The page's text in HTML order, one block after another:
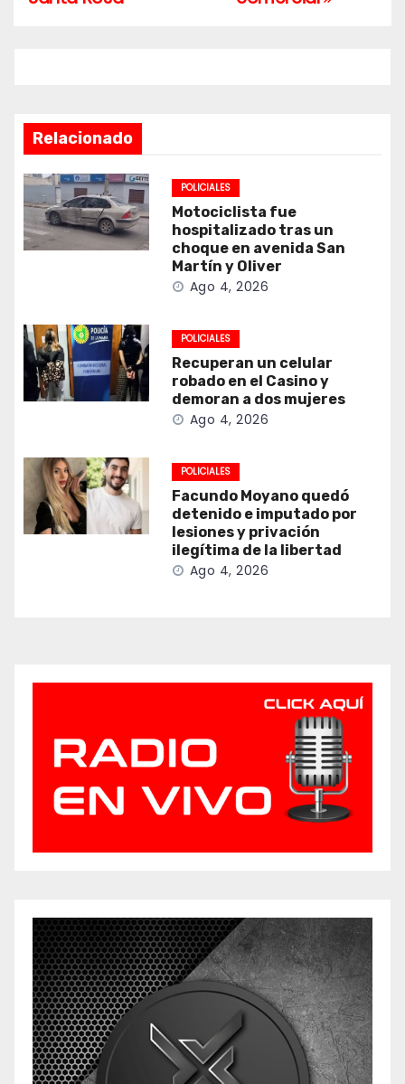
Relacionado
POLICIALES
Motociclista fue
hospitalizado tras un
choque en avenida San
Martín y Oliver
Ago 4, 2026
POLICIALES
Recuperan un celular
robado en el Casino y
demoran a dos mujeres
Ago 4, 2026
POLICIALES
Facundo Moyano quedó
detenido e imputado por
lesiones y privación
ilegítima de la libertad
Ago 4, 2026